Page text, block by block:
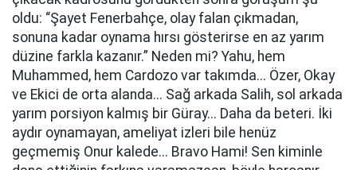
oldu: “Şayet Fenerbahçe, olay falan çıkmadan,
sonuna kadar oynama hırsı gösterirse en az yarım
düzine farkla kazanır.” Neden mi? Yahu, hem
Muhammed, hem Cardozo var takımda... Özer, Okay
ve Ekici de orta alanda... Sağ arkada Salih, sol arkada
yarım porsiyon kalmış bir Güray... Daha da beteri. İki
aydır oynamayan, ameliyat izleri bile henüz
geçmemiş Onur kalede... Bravo Hami! Sen kiminle